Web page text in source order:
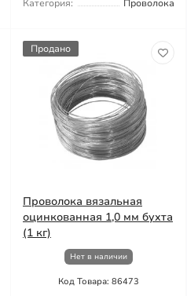
Категория:
Проволока
Продано
Проволока вязальная
оцинкованная 1,0 мм бухта
(1 кг)
Нет в наличии
Код Товара: 86473